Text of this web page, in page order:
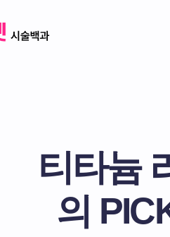
티타늄
의